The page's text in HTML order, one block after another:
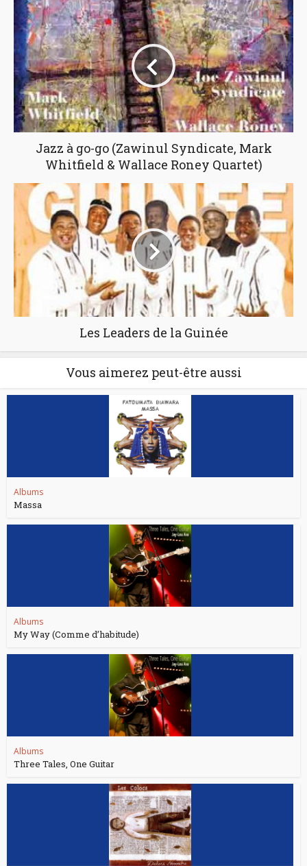
Jazz à go-go (Zawinul Syndicate, Mark
Whitfield & Wallace Roney Quartet)
Les Leaders de la Guinée
Vous aimerez peut-être aussi
Albums
Massa
Albums
My Way (Comme d’habitude)
Albums
Three Tales, One Guitar